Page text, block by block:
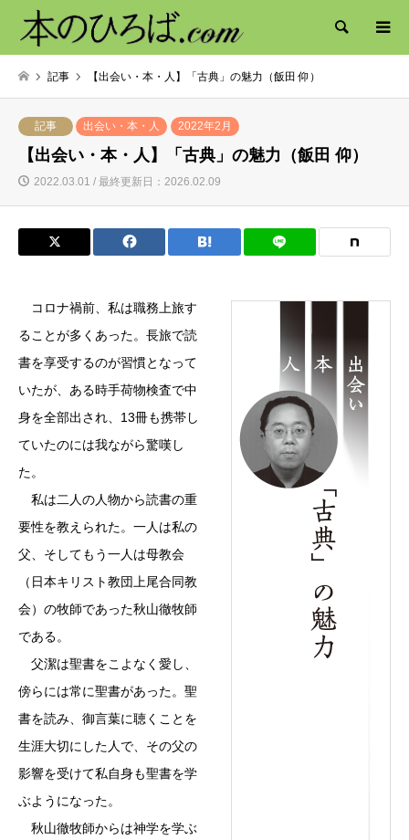
検索
記事 【出会い・本・人】「古典」の魅力（飯田 仰）
記事 出会い・本・人 2022年2月
【出会い・本・人】「古典」の魅力（飯田 仰）
2022.03.01 / 最終更新日：2026.02.09
コロナ禍前、私は職務上旅す
ることが多くあった。長旅で読
書を享受するのが習慣となって
いたが、ある時手荷物検査で中
身を全部出され、13冊も携帯し
ていたのには我ながら驚嘆し
た。
私は二人の人物から読書の重
要性を教えられた。一人は私の
父、そしてもう一人は母教会
（日本キリスト教団上尾合同教
会）の牧師であった秋山徹牧師
である。
父潔は聖書をこよなく愛し、
傍らには常に聖書があった。聖
書を読み、御言葉に聴くことを
生涯大切にした人で、その父の
影響を受けて私自身も聖書を学
ぶようになった。
秋山徹牧師からは神学を学ぶ